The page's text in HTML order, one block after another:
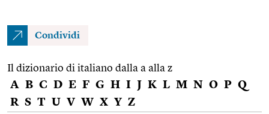
Condividi
Il dizionario di italiano dalla a alla z
A B C D E F G H I J K L M N O P Q
R S T U V W X Y Z